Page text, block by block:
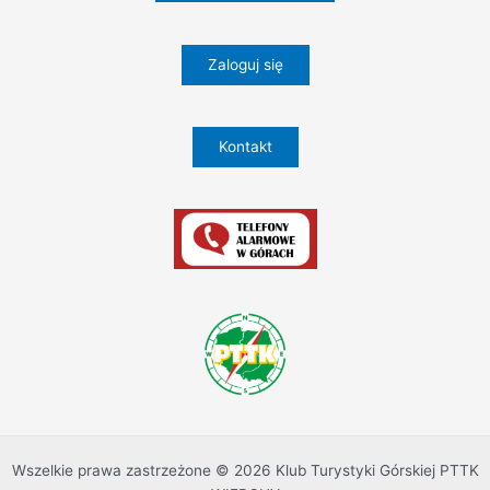
Zaloguj się
Kontakt
Wszelkie prawa zastrzeżone © 2026 Klub Turystyki Górskiej PTTK